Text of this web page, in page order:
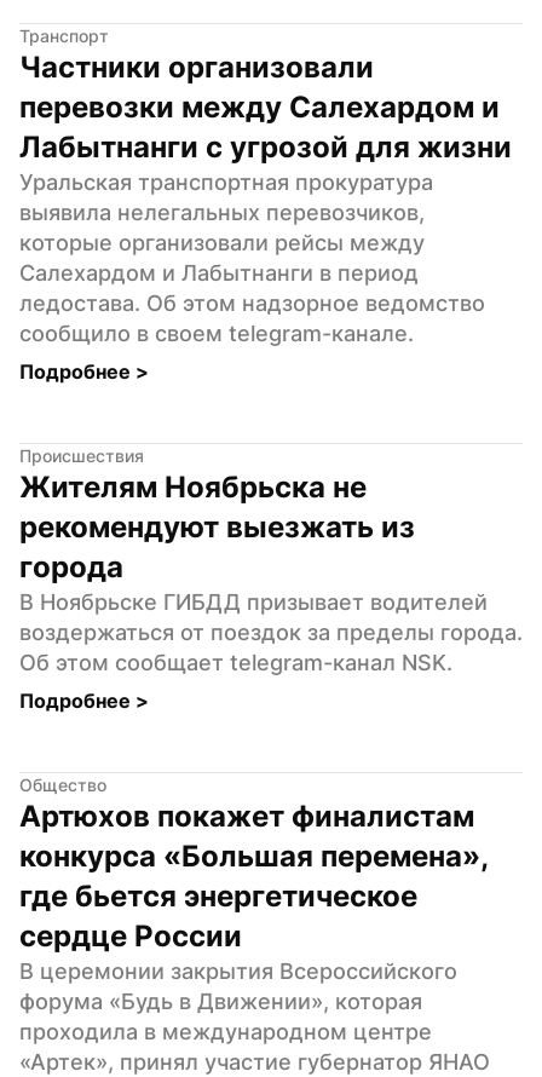
Транспорт
Частники организовали
перевозки между Салехардом и
Лабытнанги с угрозой для жизни
Уральская транспортная прокуратура
выявила нелегальных перевозчиков,
которые организовали рейсы между
Салехардом и Лабытнанги в период
ледостава. Об этом надзорное ведомство
сообщило в своем telegram-канале.
Подробнее >
Происшествия
Жителям Ноябрьска не
рекомендуют выезжать из
города
В Ноябрьске ГИБДД призывает водителей
воздержаться от поездок за пределы города.
Об этом сообщает telegram-канал NSK.
Подробнее >
Общество
Артюхов покажет финалистам
конкурса «Большая перемена»,
где бьется энергетическое
сердце России
В церемонии закрытия Всероссийского
форума «Будь в Движении», которая
проходила в международном центре
«Артек», принял участие губернатор ЯНАО